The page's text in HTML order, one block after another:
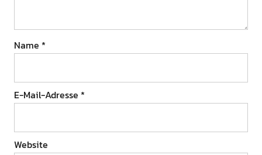
Name *
E-Mail-Adresse *
Website